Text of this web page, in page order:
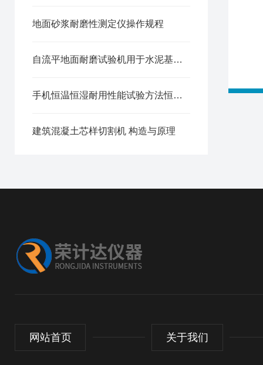
地面砂浆耐磨性测定仪操作规程
自流平地面耐磨试验机用于水泥基自流平地面面层现场耐磨试验方法
手机恒温恒湿耐用性能试验方法恒温恒湿试验箱
建筑混凝土芯样切割机 构造与原理
网站首页 关于我们